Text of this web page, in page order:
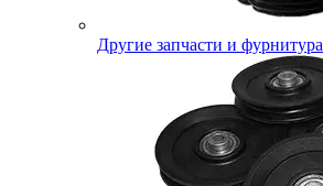
Другие запчасти и фурнитура